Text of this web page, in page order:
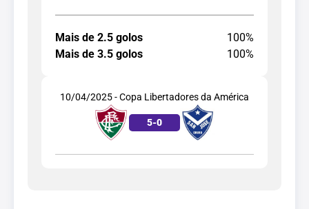
Mais de 2.5 golos
100%
Mais de 3.5 golos
100%
10/04/2025 - Copa Libertadores da América
5-0